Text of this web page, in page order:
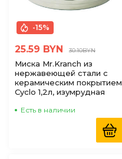
-15%
25.59 BYN 30.10BYN
Миска Mr.Kranch из
нержавеющей стали с
керамическим покрытием
Cyclo 1,2л, изумрудная
Есть в наличии